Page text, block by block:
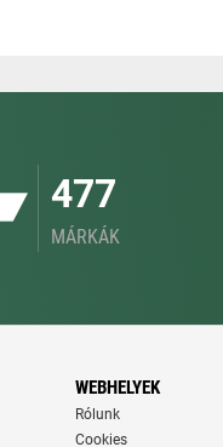
477
MÁRKÁK
WEBHELYEK
Rólunk
Cookies